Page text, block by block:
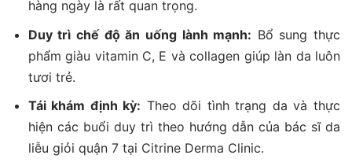
hàng ngày là rất quan trọng.
Duy trì chế độ ăn uống lành mạnh: Bổ sung thực
phẩm giàu vitamin C, E và collagen giúp làn da luôn
tươi trẻ.
Tái khám định kỳ: Theo dõi tình trạng da và thực
hiện các buổi duy trì theo hướng dẫn của bác sĩ da
liễu giỏi quận 7 tại Citrine Derma Clinic.